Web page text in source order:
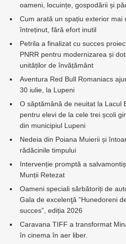
oameni, locuințe, gospodării și
Cum arată un spațiu exterior mai
întreținut, fără efort inutil
Petrila a finalizat cu succes
PNRR pentru modernizarea și
unităților de învățământ
Aventura Red Bull Romaniacs
30 iulie, la Lupeni
O săptămână de neuitat la Lacul
pentru elevi de la cele trei școli
din municipiul Lupeni
Nedeia din Poiana Muierii și
rădăcinile timpului
Intervenție promptă a
Munții Retezat
Oameni speciali sărbătoriți de
Gala de excelenţă ”Hunedoreni
succes”, ediția 2026
Caravana TIFF a transformat
în cinema în aer liber.